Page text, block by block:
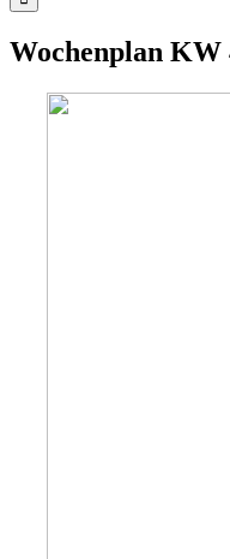
Wochenplan KW